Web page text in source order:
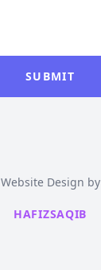
SUBMIT
Website Design by
HAFIZSAQIB